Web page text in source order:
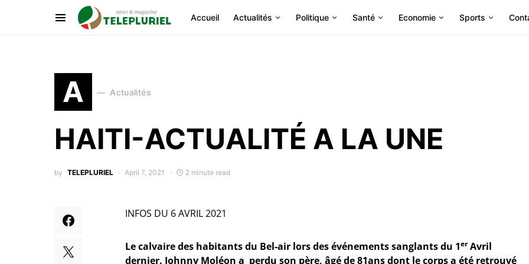
Accueil Actualités Politique Santé Economie Sports
A Actualités
HAITI-ACTUALITÉ A LA UNE
by TELEPLURIEL April 7, 2021 2 minute read
INFOS DU 6 AVRIL 2021
Le calvaire des habitants du Bel-air lors des événements sanglants du 1erAvril
dernier. Johnny Moléon a perdu son père, âgé de 81ans dont le corps a été retrouvé